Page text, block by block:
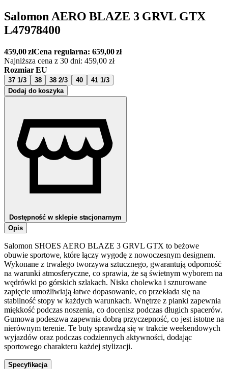
Salomon AERO BLAZE 3 GRVL GTX
L47978400
459,00złCena regularna:659,00zł
Najniższa cena z 30 dni: 459,00 zł
Rozmiar EU
37 1/3 38 38 2/3 40
41 1/3
Dodaj do koszyka
Dostępność w sklepie stacjonarnym
Opis
Salomon SHOES AERO BLAZE 3 GRVL GTX to beżowe
obuwie sportowe, które łączy wygodę z nowoczesnym designem.
Wykonane z trwałego tworzywa sztucznego, gwarantują odporność
na warunki atmosferyczne, co sprawia, że są świetnym wyborem na
wędrówki po górskich szlakach. Niska cholewka i sznurowane
zapięcie umożliwiają łatwe dopasowanie, co przekłada się na
stabilność stopy w każdych warunkach. Wnętrze z pianki zapewnia
miękkość podczas noszenia, co docenisz podczas długich spacerów.
Gumowa podeszwa zapewnia dobrą przyczepność, co jest istotne na
nierównym terenie. Te buty sprawdzą się w trakcie weekendowych
wyjazdów oraz podczas codziennych aktywności, dodając
sportowego charakteru każdej stylizacji.
Specyfikacja